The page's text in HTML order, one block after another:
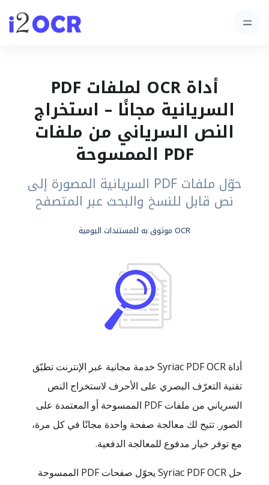
أداة OCR لملفات PDF
السريانية مجانًا – استخراج
النص السرياني من ملفات
PDF الممسوحة
حوّل ملفات PDF السريانية المصورة إلى
نص قابل للنسخ والبحث عبر المتصفح
OCR موثوق به للمستندات اليومية
أداة Syriac PDF OCR خدمة مجانية عبر الإنترنت تطبّق
تقنية التعرّف البصري على الأحرف لاستخراج النص
السرياني من ملفات PDF الممسوحة أو المعتمدة على
الصور. تتيح لك معالجة صفحة واحدة مجانًا في كل مرة،
مع توفر خيار مدفوع للمعالجة الدفعية.
حل Syriac PDF OCR يحوّل صفحات PDF الممسوحة